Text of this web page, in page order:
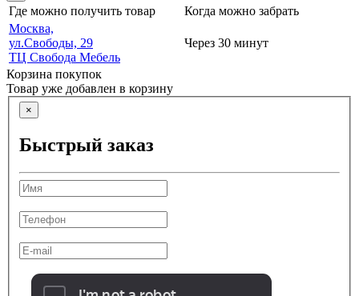
Где можно получить товар
Когда можно забрать
Москва,
ул.Свободы, 29
ТЦ Свобода Мебель
Через 30 минут
Корзина покупок
Товар уже добавлен в корзину
×
Быстрый заказ